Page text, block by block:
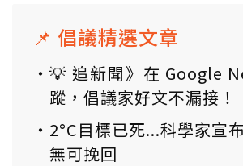
📌 倡議精選文章
💡 追新聞》在 Google
蹤，倡議家好文不漏接！
2°C目標已死...科學家宣
無可挽回